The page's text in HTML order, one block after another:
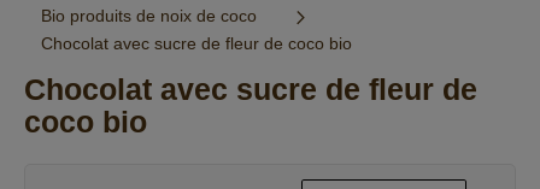
Bio produits de noix de coco
Chocolat avec sucre de fleur de coco bio
Chocolat avec sucre de fleur de
coco bio